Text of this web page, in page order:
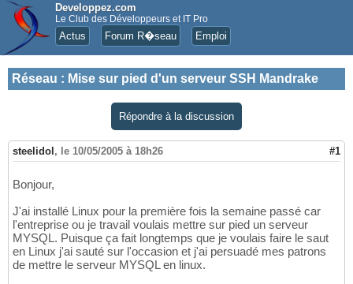
Developpez.com
Le Club des Développeurs et IT Pro
Actus Forum R�seau Emploi
Réseau : Mise sur pied d'un serveur SSH Mandrake
Répondre à la discussion
steelidol , le 10/05/2005 à 18h26 #1
Bonjour,
J'ai installé Linux pour la première fois la semaine passé car
l'entreprise ou je travail voulais mettre sur pied un serveur
MYSQL. Puisque ça fait longtemps que je voulais faire le saut
en Linux j'ai sauté sur l'occasion et j'ai persuadé mes patrons
de mettre le serveur MYSQL en linux.